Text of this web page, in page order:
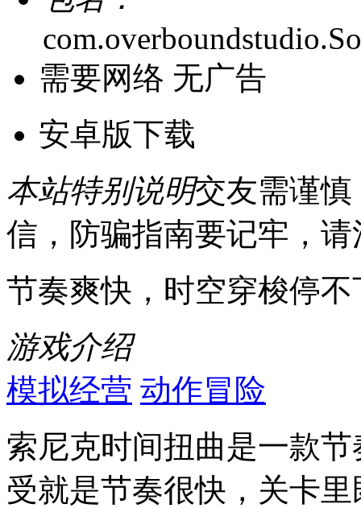
需要网络 无广告
安卓版下载
本站特别说明交友需谨
信，防骗指南要记牢，
节奏爽快，时空穿梭停不
游戏介绍
模拟经营 动作冒险
索尼克时间扭曲是一款
受就是节奏很快，关卡